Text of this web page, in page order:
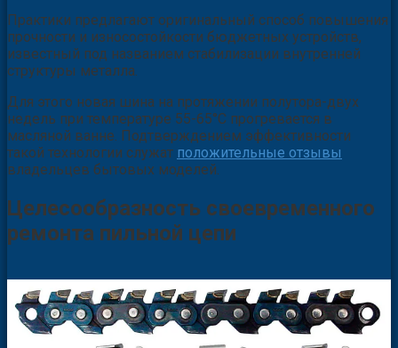
Практики предлагают оригинальный способ повышения
прочности и износостойкости бюджетных устройств,
известный под названием стабилизации внутренней
структуры металла.
Для этого новая шина на протяжении полутора-двух
недель при температуре 55-65°С прогревается в
масляной ванне. Подтверждением эффективности
такой технологии служат положительные отзывы
владельцев бытовых моделей.
Целесообразность своевременного
ремонта пильной цепи